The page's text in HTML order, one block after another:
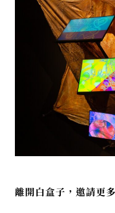
離開白盒子，邀請更